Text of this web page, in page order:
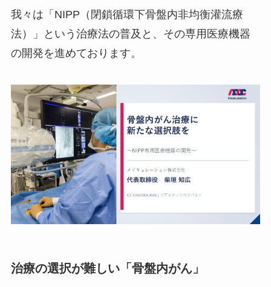
我々は「NIPP（閉鎖循環下骨盤内非均衡灌流療
法）」という治療法の普及と、その専用医療機器
の開発を進めております。
治療の選択が難しい「骨盤内がん」